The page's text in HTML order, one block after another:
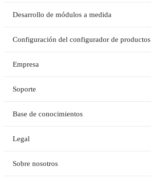
Desarrollo de módulos a medida
Configuración del configurador de productos
Empresa
Soporte
Base de conocimientos
Legal
Sobre nosotros